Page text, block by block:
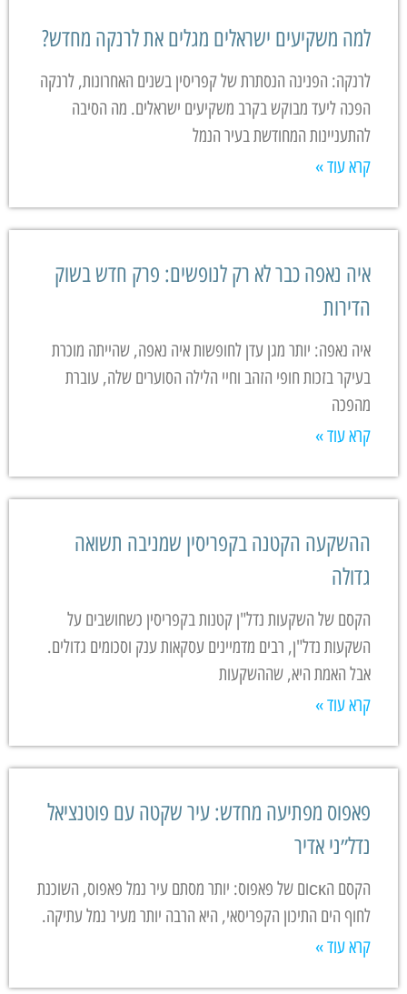
למה משקיעים ישראלים מגלים את לרנקה מחדש?
לרנקה: הפנינה הנסתרת של קפריסין בשנים האחרונות, לרנקה
הפכה ליעד מבוקש בקרב משקיעים ישראלים. מה הסיבה
להתעניינות המחודשת בעיר הנמל
קרא עוד »
איה נאפה כבר לא רק לנופשים: פרק חדש בשוק
הדירות
איה נאפה: יותר מגן עדן לחופשות איה נאפה, שהייתה מוכרת
בעיקר בזכות חופי הזהב וחיי הלילה הסוערים שלה, עוברת
מהפכה
קרא עוד »
ההשקעה הקטנה בקפריסין שמניבה תשואה
גדולה
הקסם של השקעות נדל"ן קטנות בקפריסין כשחושבים על
השקעות נדל"ן, רבים מדמיינים עסקאות ענק וסכומים גדולים.
אבל האמת היא, שההשקעות
קרא עוד »
פאפוס מפתיעה מחדש: עיר שקטה עם פוטנציאל
נדל״ני אדיר
הקסם הскום של פאפוס: יותר מסתם עיר נמל פאפוס, השוכנת
לחוף הים התיכון הקפריסאי, היא הרבה יותר מעיר נמל עתיקה.
קרא עוד »